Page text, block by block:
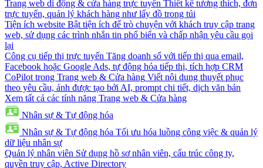
Trang web di động & cửa hàng trực tuyến Thiết kế tương thích, đơn
trực tuyến, quản lý khách hàng như lấy đồ trong túi
Tiện ích website Bật tiện ích để trò chuyện với khách truy cập trang
web, sử dụng các trình nhắn tin phổ biến và chấp nhận yêu cầu gọi
lại
Công cụ tiếp thị trực tuyến Tăng doanh số với tiếp thị qua email,
Facebook hoặc Google Ads, tự động hóa tiếp thị, tích hợp CRM
CoPilot trong Trang web & Cửa hàng Viết nội dung thuyết phục
theo yêu cầu, ảnh được tạo bởi AI, prompt chi tiết, dịch văn bản
Xem tất cả các tính năng Trang web & Cửa hàng
Nhân sự & Tự động hóa
Nhân sự & Tự động hóa Tối ưu hóa luồng công việc & quản lý
dữ liệu nhân sự
Quản lý nhân viên Sử dụng hồ sơ nhân viên, cấu trúc công ty,
quyền truy cập, Active Directory